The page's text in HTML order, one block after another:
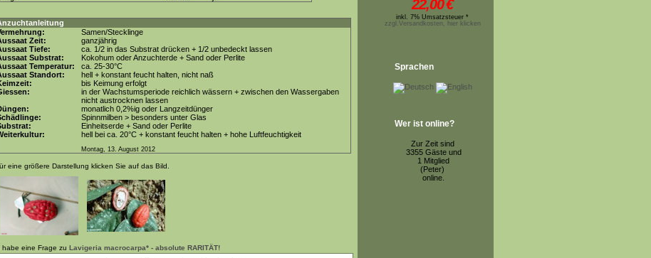
Samen/Stecklinge
Zeit:
ganzjährig
Tiefe:
ca. 1/2 in das Substrat drücken + 1/2 unbedeckt lassen
Substrat:
Kokohum oder Anzuchterde + Sand oder Perlite
Temperatur:
ca. 25-30°C
Standort:
hell + konstant feucht halten, nicht naß
bis Keimung erfolgt
in der Wachstumsperiode reichlich wässern + zwischen den Wassergaben
nicht austrocknen lassen
monatlich 0,2%ig oder Langzeitdünger
Spinnmilben > besonders unter Glas
Einheitserde + Sand oder Perlite
hell bei ca. 20°C + konstant feucht halten + hohe Luftfeuchtigkeit
Montag, 13. August 2012
eine größere Darstellung klicken Sie auf das Bild.
habe eine Frage zu Lavigeria macrocarpa* - absolute RARITÄT!
22,00€
inkl. 7% Umsatzsteuer *
zzgl.Versandkosten, hier klicken
Sprachen
Wer ist online?
Zur Zeit sind
3355 Gäste und
1 Mitglied
(Peter)
online.